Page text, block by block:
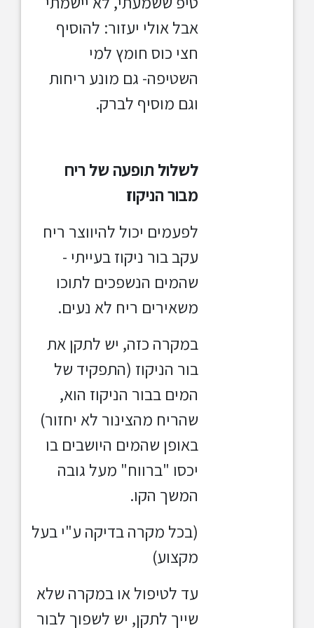
אבל אולי יעזור: להוסיף
חצי כוס חומץ למי
השטיפה- גם מונע ריחות
וגם מוסיף לברק.
לשלול תופעה של ריח
מבור הניקוז
לפעמים יכול להיווצר ריח
עקב בור ניקוז בעייתי -
שהמים הנשפכים לתוכו
משאירים ריח לא נעים.
במקרה כזה, יש לתקן את
בור הניקוז (התפקיד של
המים בבור הניקוז הוא,
שהריח מהצינור לא יחזור)
באופן שהמים היושבים בו
יכסו "ברווח" מעל גובה
המשך הקו.
(בכל מקרה בדיקה ע"י בעל
מקצוע)
עד לטיפול או במקרה שלא
שייך לתקן, יש לשפוך לבור